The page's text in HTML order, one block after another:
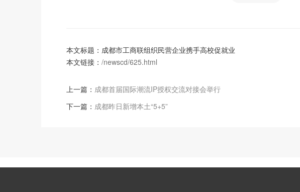
本文标题：成都市工商联组织民营企业携手高校促就业
本文链接： /newscd/625.html
上一篇： 成都首届国际潮流IP授权交流对接会举行
下一篇： 成都昨日新增本土“5+5”